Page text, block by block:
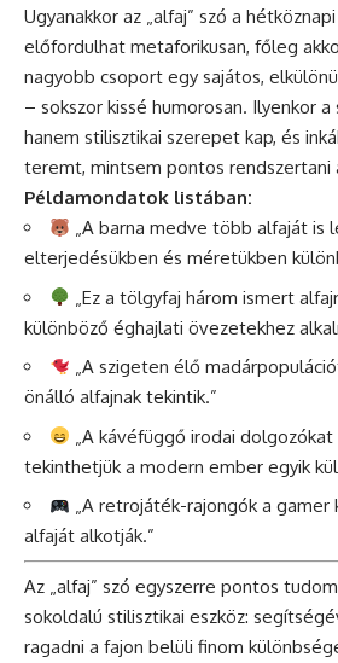
Ugyanakkor az „alfaj” szó a
előfordulhat metaforikusan, főleg
nagyobb csoport egy sajátos,
– sokszor kissé humorosan. Ilyenkor
hanem stilisztikai szerepet kap, és
teremt, mintsem pontos rendszertani
Példamondatok listában:
„A barna medve több alfaját is
elterjedésükben és méretükben
„Ez a tölgyfaj három ismert
különböző éghajlati övezetekhez
„A szigeten élő
önálló alfajnak tekintik.”
„A kávéfüggő irodai
tekinthetjük a modern ember egyik
„A retrojáték-rajongók a gamer
alfaját alkotják.”
Az „alfaj” szó egyszerre pontos
sokoldalú stilisztikai eszköz:
ragadni a fajon belüli finom